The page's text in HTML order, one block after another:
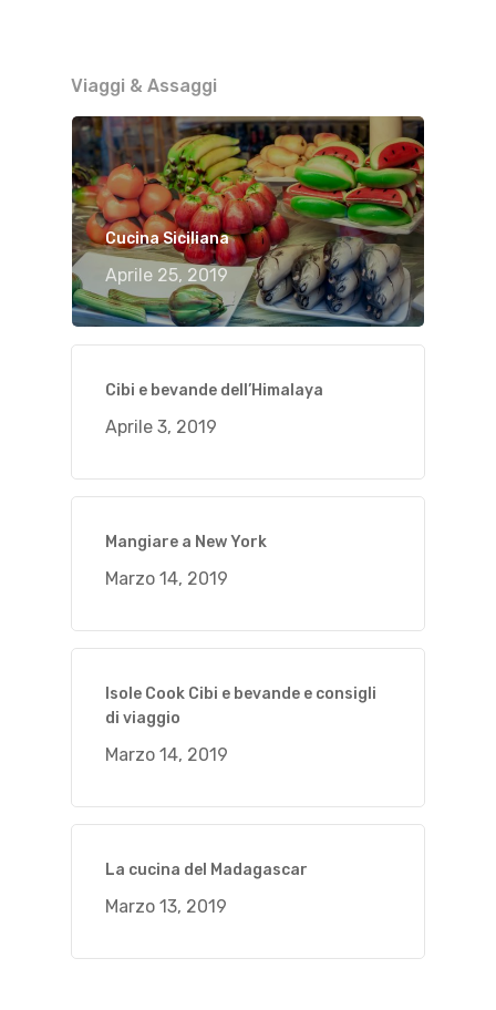
Viaggi & Assaggi
Cucina Siciliana
Aprile 25, 2019
Cibi e bevande dell’Himalaya
Aprile 3, 2019
Mangiare a New York
Marzo 14, 2019
Isole Cook Cibi e bevande e consigli
di viaggio
Marzo 14, 2019
La cucina del Madagascar
Marzo 13, 2019